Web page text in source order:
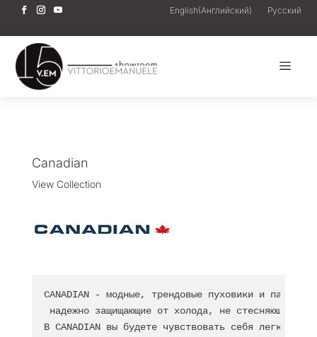
English(Английский) Русский
a
Canadian
View Collection
CANADIAN - модные, трендовые пуховики и парки,
надежно защищающие от холода, не стесняющие
В CANADIAN вы будете чувствовать себя легко и